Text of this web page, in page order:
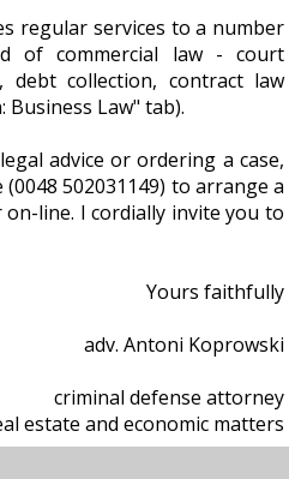
regular services to a number
of commercial law - court
debt collection, contract law
Business Law" tab).
advice or ordering a case,
502031149) to arrange a
line. I cordially invite you to
Yours faithfully
adv. Antoni Koprowski
criminal defense attorney
estate and economic matters